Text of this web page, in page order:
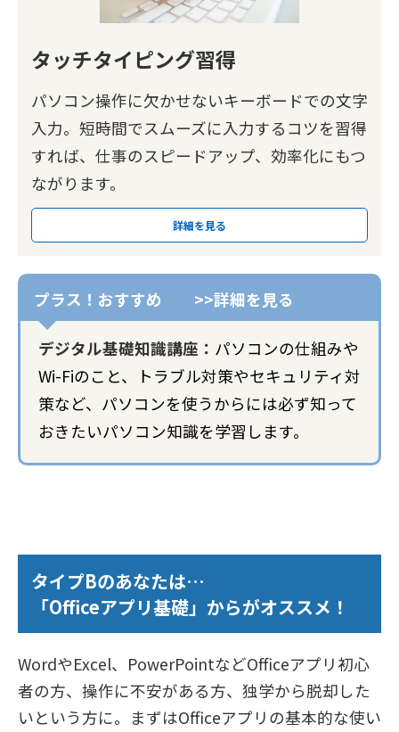
タッチタイピング習得
パソコン操作に欠かせないキーボードでの文字
入力。短時間でスムーズに入力するコツを習得
すれば、仕事のスピードアップ、効率化にもつ
ながります。
詳細を見る
デジタル基礎知識講座： パソコンの仕組みや
Wi-Fiのこと、トラブル対策やセキュリティ対
策など、パソコンを使うからには必ず知って
おきたいパソコン知識を学習します。
タイプBのあなたは…
「Officeアプリ基礎」からがオススメ！
WordやExcel、PowerPointなどOfficeアプリ初心
者の方、操作に不安がある方、独学から脱却した
いという方に。まずはOfficeアプリの基本的な使い